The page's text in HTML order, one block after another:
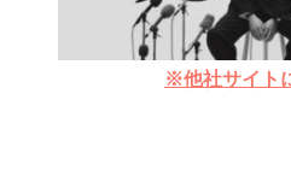
※他社サイト